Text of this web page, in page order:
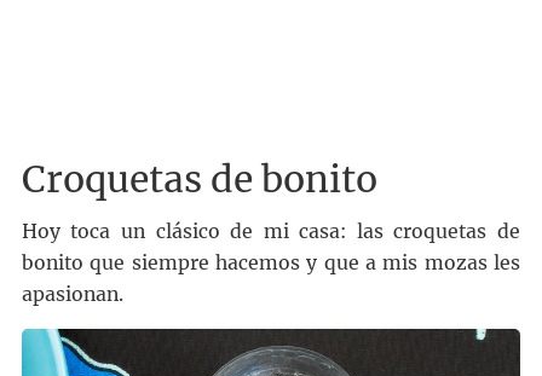
Croquetas de bonito
Hoy toca un clásico de mi casa: las croquetas de
bonito que siempre hacemos y que a mis mozas les
apasionan.